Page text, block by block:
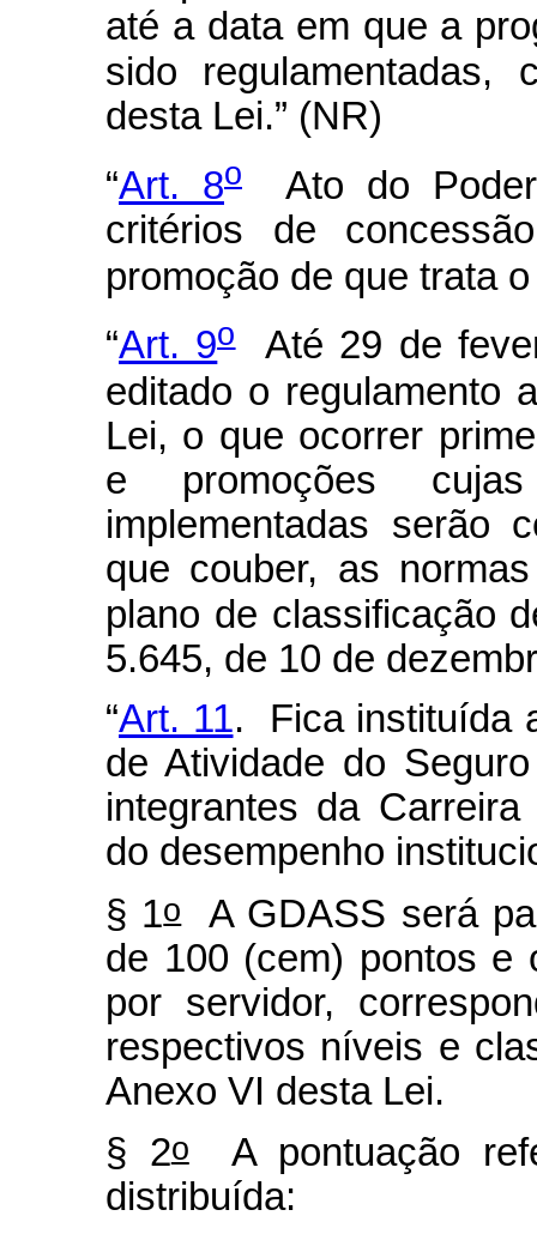
até a data em que a
sido regulamentadas,
desta Lei.” (NR)
“Art. 8o
Ato do Poder
critérios de
promoção de que trata
“Art. 9oAté 29 de
editado o regulamento
Lei, o que ocorrer
e promoções
implementadas serão
que couber, as
plano de classificação
5.645, de 10 de
“Art. 11. Fica instituída
de Atividade do
integrantes da
do desempenho
§ 1oA GDASS será
de 100 (cem) pontos e
por servidor,
respectivos níveis e
Anexo VI desta Lei.
§ 2oA pontuação
distribuída: